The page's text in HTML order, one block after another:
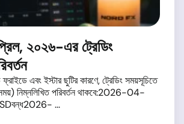
২০২৬-এর ট্রেডিং
ফ্রাইডে এবং ইস্টার ছুটির কারণে, ট্রেডিং সময়সূচিতে
নিম্নলিখিত পরিবর্তন থাকবে:2026-04-
...